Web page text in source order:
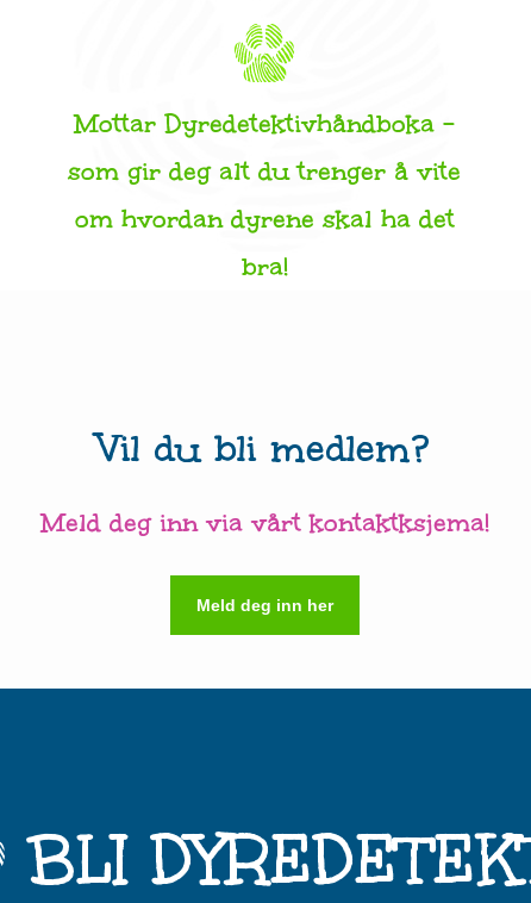
Mottar Dyredetektivhåndboka –
som gir deg alt du trenger å vite
om hvordan dyrene skal ha det
bra!
Vil du bli medlem?
Meld deg inn via vårt kontaktksjema!
Meld deg inn her
BLI